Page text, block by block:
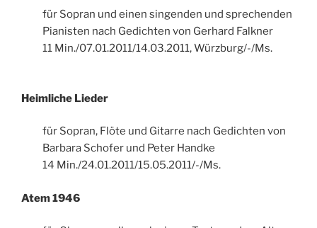
für Sopran und einen singenden und sprechenden
Pianisten nach Gedichten von Gerhard Falkner
11 Min./07.01.2011/14.03.2011, Würzburg/-/Ms.
Heimliche Lieder
für Sopran, Flöte und Gitarre nach Gedichten von
Barbara Schofer und Peter Handke
14 Min./24.01.2011/15.05.2011/-/Ms.
Atem 1946